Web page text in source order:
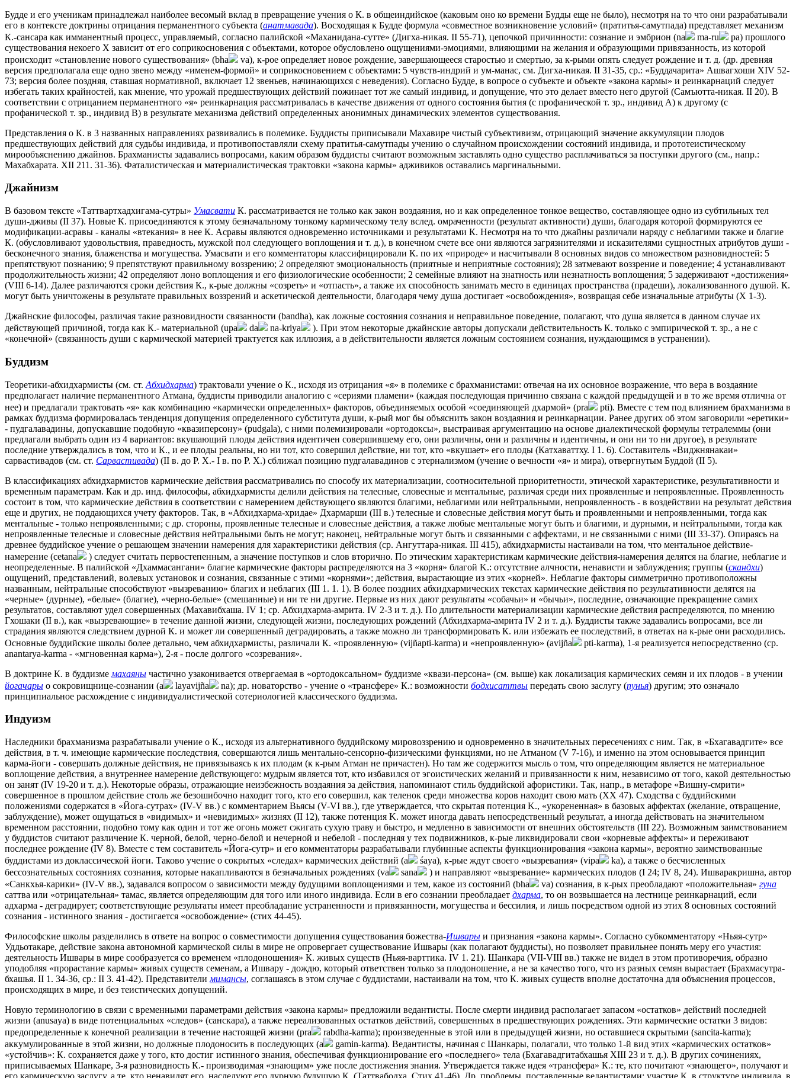
Будде и его ученикам принадлежал наиболее весомый вклад в превращение учения о К. в общеиндийское (каковым оно ко времени Будды еще не было), несмотря на то что они разрабатывали
его в контексте доктрины отрицания перманентного субъекта (анатмавада). Восходящая к Будде формула «совместное возникновение условий» (пратитья-самутпада) представляет механизм
К.-сансара как имманентный процесс, управляемый, согласно палийской «Маханидана-сутте» (Дигха-никая. II 55-71), цепочкой причинности: сознание и эмбрион (na
ma-ru
pa) прошлого
существования некоего Х зависит от его соприкосновения с объектами, которое обусловлено ощущениями-эмоциями, влияющими на желания и образующими привязанность, из которой
происходит «становление нового существования» (bha
va), к-рое определяет новое рождение, завершающееся старостью и смертью, за к-рыми опять следует рождение и т. д. (др. древняя
версия предполагала еще одно звено между «именем-формой» и соприкосновением с объектами: 5 чувств-индрий и ум-манас, см. Дигха-никая. II 31-35, ср.: «Буддачарита» Ашвагхоши XIV 52-
73; версия более поздняя, ставшая нормативной, включает 12 звеньев, начинающихся с неведения). Согласно Будде, в вопросе о субъекте и объекте «закона кармы» и реинкарнаций следует
избегать таких крайностей, как мнение, что урожай предшествующих действий пожинает тот же самый индивид, и допущение, что это делает вместо него другой (Самъютта-никая. II 20). В
соответствии с отрицанием перманентного «я» реинкарнация рассматривалась в качестве движения от одного состояния бытия (с профанической т. зр., индивид А) к другому (с
профанической т. зр., индивид В) в результате механизма действий определенных анонимных динамических элементов существования.
Представления о К. в 3 названных направлениях развивались в полемике. Буддисты приписывали Махавире чистый субъективизм, отрицающий значение аккумуляции плодов
предшествующих действий для судьбы индивида, и противопоставляли схему пратитья-самутпады учению о случайном происхождении состояний индивида, и прототеистическому
мирообъяснению джайнов. Брахманисты задавались вопросами, каким образом буддисты считают возможным заставлять одно существо расплачиваться за поступки другого (см., напр.:
Махабхарата. XII 211. 31-36). Фаталистическая и материалистическая трактовки «закона кармы» адживиков оставались маргинальными.
Джайнизм
В базовом тексте «Таттвартхадхигама-сутры» Умасвати К. рассматривается не только как закон воздаяния, но и как определенное тонкое вещество, составляющее одно из субтильных тел
души-дживы (II 37). Новые К. присоединяются к этому безначальному тонкому кармическому телу вслед. омраченности (результат активности) души, благодаря которой формируются ее
модификации-асравы - каналы «втекания» в нее К. Асравы являются одновременно источниками и результатами К. Несмотря на то что джайны различали наряду с неблагими также и благие
К. (обусловливают удовольствия, праведность, мужской пол следующего воплощения и т. д.), в конечном счете все они являются загрязнителями и исказителями сущностных атрибутов души -
бесконечного знания, блаженства и могущества. Умасвати и его комментаторы классифицировали К. по их «природе» и насчитывали 8 основных видов со множеством разновидностей: 5
препятствуют познанию; 9 препятствуют правильному воззрению; 2 определяют эмоциональность (приятные и неприятные состояния); 28 затмевают воззрение и поведение; 4 устанавливают
продолжительность жизни; 42 определяют лоно воплощения и его физиологические особенности; 2 семейные влияют на знатность или незнатность воплощения; 5 задерживают «достижения»
(VIII 6-14). Далее различаются сроки действия К., к-рые должны «созреть» и «отпасть», а также их способность занимать место в единицах пространства (прадеши), локализованного душой. К.
могут быть уничтожены в результате правильных воззрений и аскетической деятельности, благодаря чему душа достигает «освобождения», возвращая себе изначальные атрибуты (Х 1-3).
Джайнские философы, различая такие разновидности связанности (bandha), как ложные состояния сознания и неправильное поведение, полагают, что душа является в данном случае их
действующей причиной, тогда как К.- материальной (upa
da na-kriya
). При этом некоторые джайнские авторы допускали действительность К. только с эмпирической т. зр., а не с
«конечной» (связанность души с кармической материей трактуется как иллюзия, а в действительности является ложным состоянием сознания, нуждающимся в устранении).
Буддизм
Теоретики-абхидхармисты (см. ст. Абхидхарма) трактовали учение о К., исходя из отрицания «я» в полемике с брахманистами: отвечая на их основное возражение, что вера в воздаяние
предполагает наличие перманентного Атмана, буддисты приводили аналогию с «сериями пламени» (каждая последующая причинно связана с каждой предыдущей и в то же время отлична от
нее) и предлагали трактовать «я» как комбинацию «кармически определенных» факторов, объединяемых особой «соединяющей дхармой» (pra
pti). Вместе с тем под влиянием брахманизма в
рамках буддизма формировалась тенденция допущения определенного субститута души, к-рый мог бы объяснить закон воздаяния и реинкарнации. Ранее других об этом заговорили «еретики»
- пудгалавадины, допускавшие подобную «квазиперсону» (pudgala), c ними полемизировали «ортодоксы», выстраивая аргументацию на основе диалектической формулы тетралеммы (они
предлагали выбрать один из 4 вариантов: вкушающий плоды действия идентичен совершившему его, они различны, они и различны и идентичны, и они ни то ни другое), в результате
последние утверждались в том, что и К., и ее плоды реальны, но ни тот, кто совершил действие, ни тот, кто «вкушает» его плоды (Катхаваттху. I 1. 6). Cоставитель «Виджнянакаи»
сарвастивадов (см. ст. Сарвастивада) (II в. до Р. Х.- I в. по Р. Х.) сближал позицию пудгалавадинов с этернализмом (учение о вечности «я» и мира), отвергнутым Буддой (II 5).
В классификациях абхидхармистов кармические действия рассматривались по способу их материализации, соотносительной приоритетности, этической характеристике, результативности и
временным параметрам. Как и др. инд. философы, абхидхармисты делили действия на телесные, словесные и ментальные, различая среди них проявленные и непроявленные. Проявленность
состоит в том, что кармические действия в соответствии с намерением действующего являются благими, неблагими или нейтральными, непроявленность - в воздействии на результат действия
еще и других, не поддающихся учету факторов. Так, в «Абхидхарма-хридае» Дхармарши (III в.) телесные и словесные действия могут быть и проявленными и непроявленными, тогда как
ментальные - только непроявленными; с др. стороны, проявленные телесные и словесные действия, а также любые ментальные могут быть и благими, и дурными, и нейтральными, тогда как
непроявленные телесные и словесные действия нейтральными быть не могут; наконец, нейтральные могут быть и связанными с аффектами, и не связанными с ними (III 33-37). Опираясь на
древнее буддийское учение о решающем значении намерения для характеристики действия (ср. Ангуттара-никая. III 415), абхидхармисты настаивали на том, что ментальное действие-
намерение (cetana
) следует считать первостепенным, а значение поступков и слов вторично. По этическим характеристикам кармические действия-намерения делятся на благие, неблагие и
неопределенные. В палийской «Дхаммасангани» благие кармические факторы распределяются на 3 «корня» благой K.: отсутствие алчности, ненависти и заблуждения; группы (скандхи)
ощущений, представлений, волевых установок и сознания, связанные с этими «корнями»; действия, вырастающие из этих «корней». Неблагие факторы симметрично противоположны
названным, нейтральные способствуют «вызреванию» благих и неблагих (III 1. 1. 1). В более поздних абхидхармических текстах кармические действия по результативности делятся на
«черные» (дурные), «белые» (благие), «черно-белые» (смешанные) и ни те ни другие. Первые из них дают результаты «собачьи» и «бычьи», последние, означающие прекращение самих
результатов, составляют удел совершенных (Махавибхаша. IV 1; ср. Абхидхарма-амрита. IV 2-3 и т. д.). По длительности материализации кармические действия распределяются, по мнению
Гхошаки (II в.), как «вызревающие» в течение данной жизни, следующей жизни, последующих рождений (Абхидхарма-амрита IV 2 и т. д.). Буддисты также задавались вопросами, все ли
страдания являются следствием дурной К. и может ли совершенный деградировать, а также можно ли трансформировать К. или избежать ее последствий, в ответах на к-рые они расходились.
Основные буддийские школы более детально, чем абхидхармисты, различали К. «проявленную» (vijñapti-karma) и «непроявленную» (avijña
pti-karma), 1-я реализуется непосредственно (ср.
anantarya-karma - «мгновенная карма»), 2-я - после долгого «созревания».
В доктрине К. в буддизме махаяны частично узаконивается отвергаемая в «ортодоксальном» буддизме «квази-персона» (см. выше) как локализация кармических семян и их плодов - в учении
йогачары о сокровищнице-сознании (a layavijña na); др. новаторство - учение о «трансфере» К.: возможности бодхисаттвы передать свою заслугу (пунья) другим; это означало
принципиальное расхождение с индивидуалистической сотериологией классического буддизма.
Индуизм
Наследники брахманизма разрабатывали учение о К., исходя из альтернативного буддийскому мировоззрению и одновременно в значительных пересечениях с ним. Так, в «Бхагавадгите» все
действия, в т. ч. имеющие кармические последствия, совершаются лишь ментально-сенсорно-физическими функциями, но не Атманом (V 7-16), и именно на этом основывается принцип
карма-йоги - совершать должные действия, не привязываясь к их плодам (к к-рым Атман не причастен). Но там же содержится мысль о том, что определяющим является не материальное
воплощение действия, а внутреннее намерение действующего: мудрым является тот, кто избавился от эгоистических желаний и привязанности к ним, независимо от того, какой деятельностью
он занят (IV 19-20 и т. д.). Некоторые образы, отражающие неизбежность воздаяния за действия, напоминают стиль буддийской афористики. Так, напр., в метафоре «Вишну-смрити»
совершенное в прошлом действие столь же безошибочно находит того, кто его совершил, как теленок среди множества коров находит свою мать (ХХ 47). Сходства с буддийскими
положениями содержатся в «Йога-сутрах» (IV-V вв.) с комментарием Вьясы (V-VI вв.), где утверждается, что скрытая потенция K., «укорененная» в базовых аффектах (желание, отвращение,
заблуждение), может ощущаться в «видимых» и «невидимых» жизнях (II 12), также потенция K. может иногда давать непосредственный результат, а иногда действовать на значительном
временном расстоянии, подобно тому как один и тот же огонь может сжигать сухую траву и быстро, и медленно в зависимости от внешних обстоятельств (III 22). Возможным заимствованием
у буддистов считают различение К. черной, белой, черно-белой и нечерной и небелой - последняя у тех подвижников, к-рые ликвидировали свои «корневые аффекты» и переживают
последнее рождение (IV 8). Вместе с тем составитель «Йога-сутр» и его комментаторы разрабатывали глубинные аспекты функционирования «закона кармы», вероятно заимствованные
буддистами из доклассической йоги. Таково учение о сокрытых «следах» кармических действий (a
śaya), к-рые ждут своего «вызревания» (vipa
ka), а также о бесчисленных
бессознательных состояниях сознания, которые накапливаются в безначальных рождениях (va
sana
) и направляют «вызревание» кармических плодов (I 24; IV 8, 24). Ишваракришна, автор
«Санкхья-карики» (IV-V вв.), задавался вопросом о зависимости между будущими воплощениями и тем, какое из состояний (bha
vа) сознания, в к-рых преобладают «положительная» гуна
саттва или «отрицательная» тамас, является определяющим для того или иного индивида. Если в его сознании преобладает дхарма, то он возвышается на лестнице реинкарнаций, если
адхарма - деградирует; соответствующие результаты имеет преобладание устраненности и привязанности, могущества и бессилия, и лишь посредством одной из этих 8 основных состояний
сознания - истинного знания - достигается «освобождение» (стих 44-45).
Философские школы разделились в ответе на вопрос о совместимости допущения существования божества-Ишвары и признания «закона кармы». Согласно субкомментатору «Ньяя-сутр»
Уддьотакаре, действие закона автономной кармической силы в мире не опровергает существование Ишвары (как полагают буддисты), но позволяет правильнее понять меру его участия:
деятельность Ишвары в мире сообразуется со временем «плодоношения» К. живых существ (Ньяя-варттика. IV 1. 21). Шанкара (VII-VIII вв.) также не видел в этом противоречия, образно
уподобляя «прорастание кармы» живых существ семенам, а Ишвару - дождю, который ответствен только за плодоношение, а не за качество того, что из разных семян вырастает (Брахмасутра-
бхашья. II 1. 34-36, ср.: II 3. 41-42). Представители мимансы, соглашаясь в этом случае с буддистами, настаивали на том, что К. живых существ вполне достаточна для объяснения процессов,
происходящих в мире, и без теистических допущений.
Новую терминологию в связи с временными параметрами действия «закона кармы» предложили ведантисты. После смерти индивид располагает запасом «остатков» действий последней
жизни (anusaya) в виде потенциальных «следов» (санскара), а также нереализованных остатков действий, совершенных в предшествующих рождениях. Эти кармические остатки 3 видов:
предопределенные к конечной реализации в течение настоящей жизни (pra
rabdha-karma); произведенные в этой или в предыдущей жизни, но оставшиеся скрытыми (sancita-karma);
аккумулированные в этой жизни, но должные плодоносить в последующих (a
gamin-karma). Ведантисты, начиная с Шанкары, полагали, что только 1-й вид этих «кармических остатков»
«устойчив»: К. сохраняется даже у того, кто достиг истинного знания, обеспечивая функционирование его «последнего» тела (Бхагавадгитабхашья XIII 23 и т. д.). В других сочинениях,
приписываемых Шанкаре, 3-я разновидность К.- производимая «знающим» уже после достижения знания. Утверждается также идея «трансфера» К.: те, кто почитают «знающего», получают и
его кармическую заслугу, а те, кто ненавидят его, наследуют его дурную будущую К. (Таттвабодха. Стих 41-46). Др. проблемы, поставленные ведантистами: участие К. в структуре индивида, в